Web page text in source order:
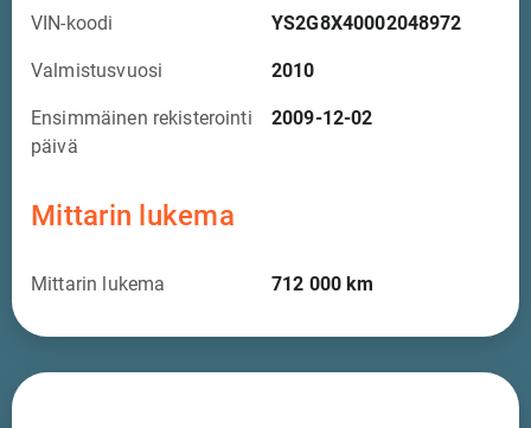
VIN-koodi YS2G8X40002048972
Valmistusvuosi 2010
Ensimmäinen rekisterointi
päivä
2009-12-02
Mittarin lukema
Mittarin lukema 712 000km